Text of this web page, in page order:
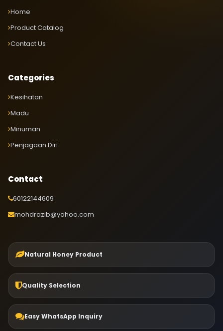
Home
Product Catalog
Contact Us
Categories
Kesihatan
Madu
Minuman
Penjagaan Diri
Contact
60122144609
mohdrazib@yahoo.com
Natural Honey Product
Quality Selection
Easy WhatsApp Inquiry